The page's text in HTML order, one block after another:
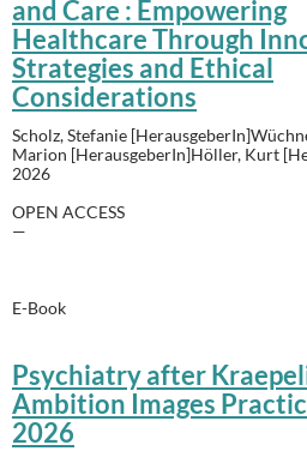
and Care : Empowering
Healthcare Through
Strategies and Ethical
Considerations
Scholz, Stefanie
Marion [HerausgeberIn]Höller, Kurt
2026
OPEN ACCESS
—
E-Book
Psychiatry after
Ambition Images
2026